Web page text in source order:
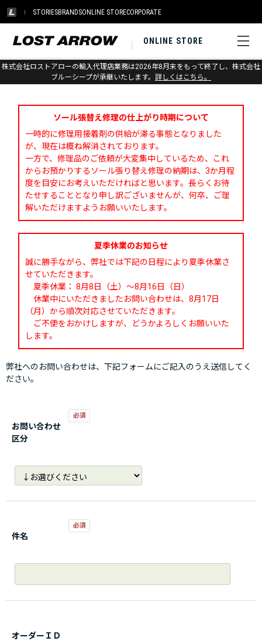
STORIESBRANDSONLINE STORECORPORATE
ONLINE STORE
株式会社ロストアローの輸入代理店業務は2026年8月末をもって終了し、株式会社
ブルーシープが承継いたします。 詳しくはこちら。
お問い合わせ
ソール張替え修理の仕上がり時期について
一時的に修理用接着剤の供給が滞る事態となりました
が、現在は概ね解消されております。
一方で、修理品のご依頼が大変集中しているため、これ
からお預かりするソール張り替え修理の納期は、3か月程
度を目安にお考えいただければと思います。長らくお待
たせすることとなり申し訳ございませんが、何卒、ご理
解いただけますようお願いいたします。
夏季休業のお知らせ
誠に勝手ながら、弊社では下記の日程により夏季休業さ
せていただきます。
夏季休業： 8月8日（土）～8月16日（日）
休業中にいただきましたお問い合わせは、8月17日
（月）から順次対応させていただきます。
ご不便をおかけしますが、どうかよろしくお願いいた
します。
弊社へのお問い合わせは、下記フォームにご記入のうえ送信してく
ださい。
お問い合わせ
区分
件名
オーダーＩＤ